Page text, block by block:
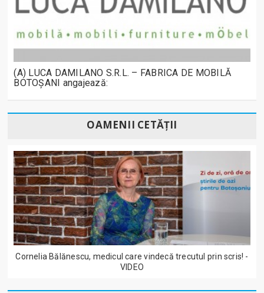
(A) LUCA DAMILANO S.R.L. – FABRICA DE MOBILĂ
BOTOȘANI angajează:
OAMENII CETĂȚII
Cornelia Bălănescu, medicul care vindecă trecutul prin scris! -
VIDEO